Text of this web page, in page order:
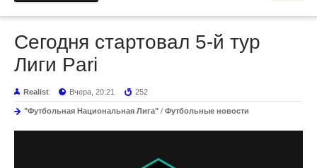
Сегодня стартовал 5-й тур
Лиги Pari
Realist Вчера, 20:21 252
"Футбольная Национальная Лига" / Футбольные новости